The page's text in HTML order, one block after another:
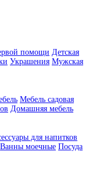
помощи Детская
Украшения Мужская
Мебель садовая
Домашняя мебель
для напитков
Ванны моечные Посуда